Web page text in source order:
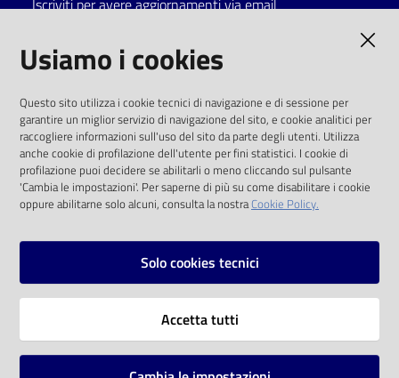
Catalogo
Eventi
Chiedi al
bibliotecario
Avvisi
Iscriviti per avere aggiornamenti via email
solo alle condizioni previste dalla direttiva
comunitaria 2003/98/CE e dal d.lgs. 36/2006
SOCIAL
Instagram
Vai alla pagina
Usiamo i cookies
Questo sito utilizza i cookie tecnici di navigazione e di sessione per
garantire un miglior servizio di navigazione del sito, e cookie analitici per
raccogliere informazioni sull'uso del sito da parte degli utenti. Utilizza
anche cookie di profilazione dell'utente per fini statistici. I cookie di
profilazione puoi decidere se abilitarli o meno cliccando sul pulsante
'Cambia le impostazioni'. Per saperne di più su come disabilitare i cookie
oppure abilitarne solo alcuni, consulta la nostraCookie Policy.
Solo cookies tecnici
Accetta tutti